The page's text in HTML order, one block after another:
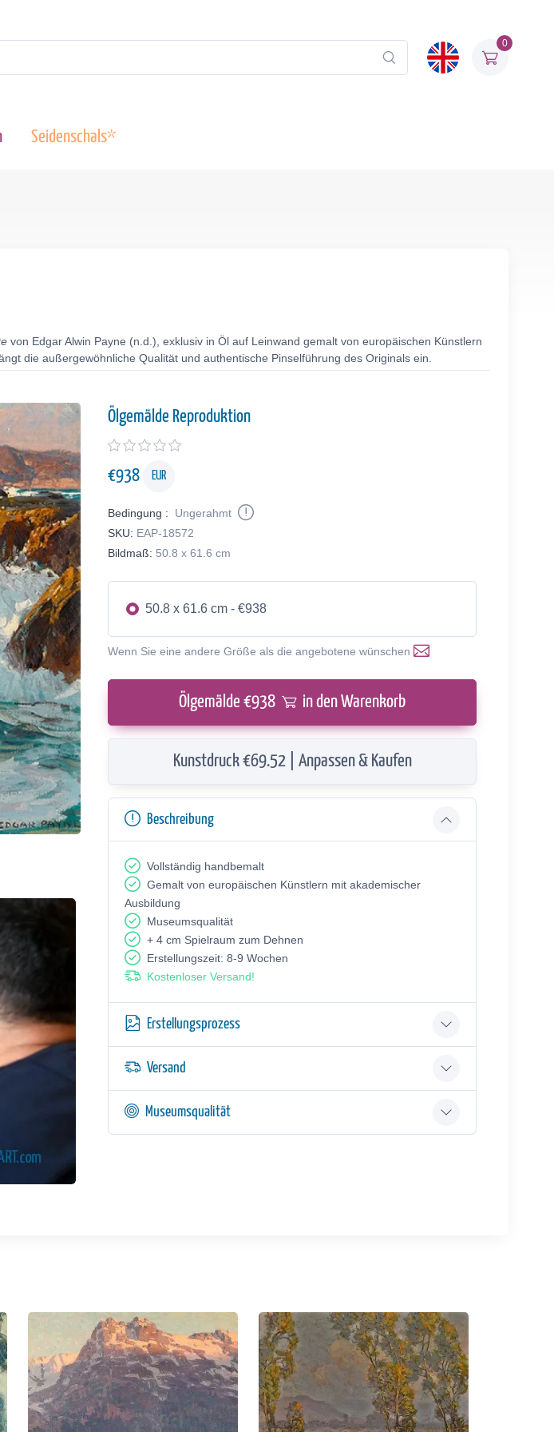
0
Seidenschals*
von Edgar Alwin Payne (n.d.), exklusiv in Öl auf Leinwand gemalt von europäischen Künstlern
die außergewöhnliche Qualität und authentische Pinselführung des Originals ein.
Ölgemälde Reproduktion
€938 EUR
Bedingung :
Ungerahmt
SKU: EAP-18572
Bildmaß: 50.8 x 61.6 cm
50.8 x 61.6 cm - €938
Wenn Sie eine andere Größe als die angebotene wünschen
Ölgemälde €938 in den Warenkorb
Kunstdruck €69.52 | Anpassen & Kaufen
Beschreibung
Vollständig handbemalt
Gemalt von europäischen Künstlern mit akademischer
Ausbildung
Museumsqualität
+ 4 cm Spielraum zum Dehnen
Erstellungszeit: 8-9 Wochen
Kostenloser Versand!
Erstellungsprozess
Versand
Museumsqualität